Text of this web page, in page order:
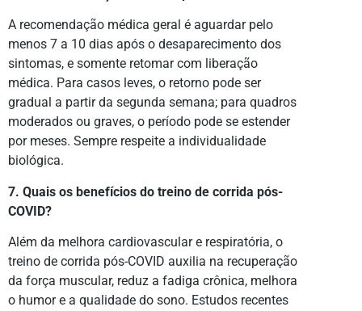
A recomendação médica geral é aguardar pelo
menos 7 a 10 dias após o desaparecimento dos
sintomas, e somente retomar com liberação
médica. Para casos leves, o retorno pode ser
gradual a partir da segunda semana; para quadros
moderados ou graves, o período pode se estender
por meses. Sempre respeite a individualidade
biológica.
7. Quais os benefícios do treino de corrida pós-
COVID?
Além da melhora cardiovascular e respiratória, o
treino de corrida pós-COVID auxilia na recuperação
da força muscular, reduz a fadiga crônica, melhora
o humor e a qualidade do sono. Estudos recentes